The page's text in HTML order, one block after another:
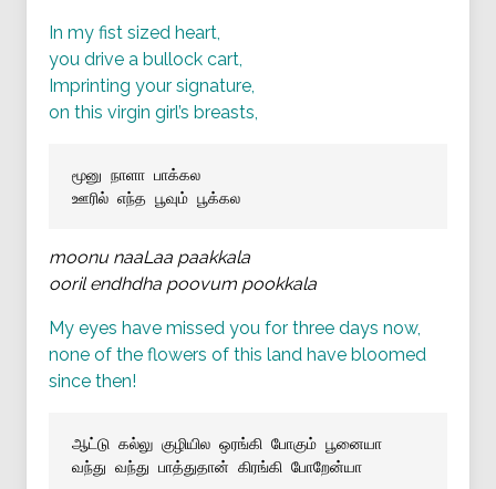
In my fist sized heart,
you drive a bullock cart,
Imprinting your signature,
on this virgin girl’s breasts,
மூனு நாளா பாக்கல
ஊரில் எந்த பூவும் பூக்கல
moonu naaLaa paakkala
ooril endhdha poovum pookkala
My eyes have missed you for three days now,
none of the flowers of this land have bloomed
since then!
ஆட்டு கல்லு குழியில ஒரங்கி போகும் பூனையா
வந்து வந்து பாத்துதான் கிரங்கி போறேன்யா